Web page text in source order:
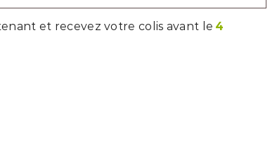
et recevez votre colis avant le 4